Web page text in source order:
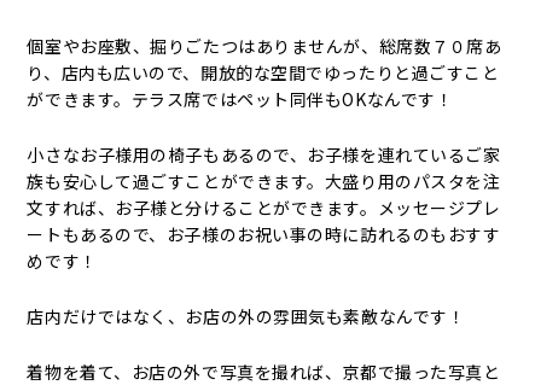
個室やお座敷、掘りごたつはありませんが、総席数７０席あ
り、店内も広いので、開放的な空間でゆったりと過ごすこと
ができます。テラス席ではペット同伴もOKなんです！
小さなお子様用の椅子もあるので、お子様を連れているご家
族も安心して過ごすことができます。大盛り用のパスタを注
文すれば、お子様と分けることができます。メッセージプレ
ートもあるので、お子様のお祝い事の時に訪れるのもおすす
めです！
店内だけではなく、お店の外の雰囲気も素敵なんです！
着物を着て、お店の外で写真を撮れば、京都で撮った写真と